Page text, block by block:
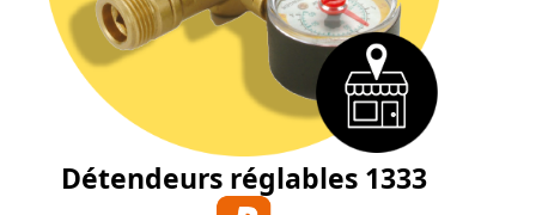
Détendeurs réglables 1333